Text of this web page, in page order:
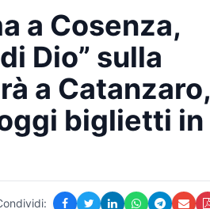
a Cosenza,
Dio” sulla
a Catanzaro,
biglietti in